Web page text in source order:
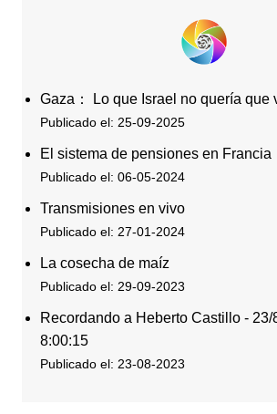
Gaza： Lo que Israel no quería que
Publicado el: 25-09-2025
El sistema de pensiones en Francia
Publicado el: 06-05-2024
Transmisiones en vivo
Publicado el: 27-01-2024
La cosecha de maíz
Publicado el: 29-09-2023
Recordando a Heberto Castillo - 23/
8:00:15
Publicado el: 23-08-2023